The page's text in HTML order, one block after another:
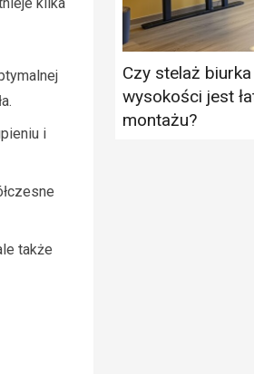
i
także
Czy stelaż
wysokości jest
montażu?